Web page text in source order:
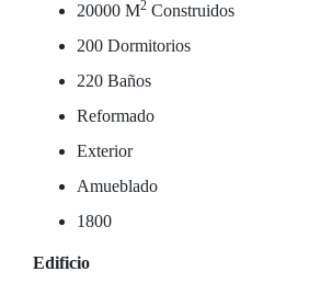
20000 M2 Construidos
200 Dormitorios
220 Baños
Reformado
Exterior
Amueblado
1800
Edificio